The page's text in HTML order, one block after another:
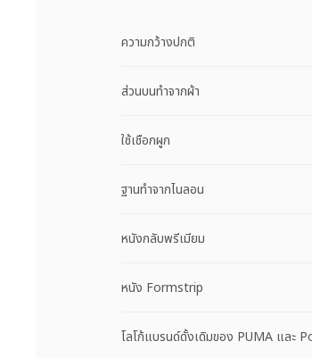
ความกว้างปกติ
ส่วนบนทำจากผ้า
ใช้เชือกผูก
ฐานทำจากไนลอน
หนังกลับพรีเมียม
หนัง Formstrip
โลโก้แบรนด์ดั้งเดิมของ PUMA และ